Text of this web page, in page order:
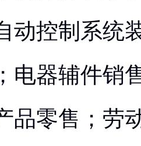
动控制系统
电器辅件销
品零售；劳